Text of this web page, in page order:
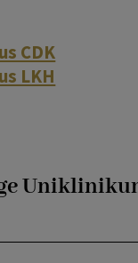
CDK
LKH